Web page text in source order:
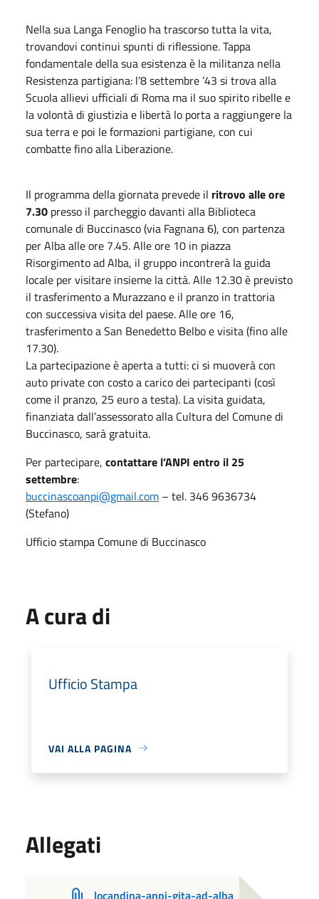
Nella sua Langa Fenoglio ha trascorso tutta la vita,
trovandovi continui spunti di riflessione. Tappa
fondamentale della sua esistenza è la militanza nella
Resistenza partigiana: l’8 settembre ’43 si trova alla
Scuola allievi ufficiali di Roma ma il suo spirito ribelle e
la volontà di giustizia e libertà lo porta a raggiungere la
sua terra e poi le formazioni partigiane, con cui
combatte fino alla Liberazione.
Il programma della giornata prevede il ritrovo alle ore
7.30 presso il parcheggio davanti alla Biblioteca
comunale di Buccinasco (via Fagnana 6), con partenza
per Alba alle ore 7.45. Alle ore 10 in piazza
Risorgimento ad Alba, il gruppo incontrerà la guida
locale per visitare insieme la città. Alle 12.30 è previsto
il trasferimento a Murazzano e il pranzo in trattoria
con successiva visita del paese. Alle ore 16,
trasferimento a San Benedetto Belbo e visita (fino alle
17.30).
La partecipazione è aperta a tutti: ci si muoverà con
auto private con costo a carico dei partecipanti (così
come il pranzo, 25 euro a testa). La visita guidata,
finanziata dall’assessorato alla Cultura del Comune di
Buccinasco, sarà gratuita.
Per partecipare, contattare l’ANPI entro il 25
settembre:
buccinascoanpi@gmail.com – tel. 346 9636734
(Stefano)
Ufficio stampa Comune di Buccinasco
A cura di
Ufficio Stampa
VAI ALLA PAGINA
Allegati
locandina-anpi-gita-ad-alba